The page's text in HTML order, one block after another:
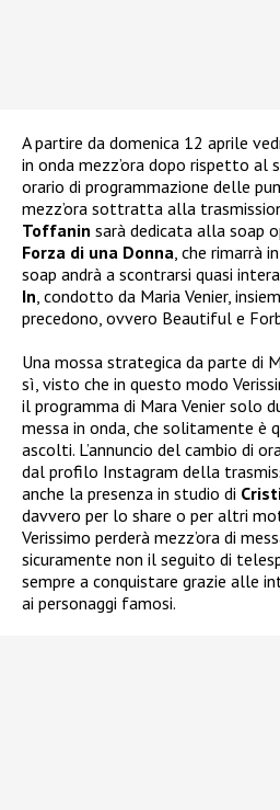
A partire da domenica 12 aprile
in onda mezz’ora dopo rispetto al
orario di programmazione delle
mezz’ora sottratta alla
Toffanin sarà dedicata alla soap
Forza di una Donna, che rimarrà
soap andrà a scontrarsi quasi
In, condotto da Maria Venier,
precedono, ovvero Beautiful e
Una mossa strategica da parte di
sì, visto che in questo modo
il programma di Mara Venier solo
messa in onda, che solitamente è
ascolti. L’annuncio del cambio di
dal profilo Instagram della
anche la presenza in studio di
davvero per lo share o per altri
Verissimo perderà mezz’ora di
sicuramente non il seguito di
sempre a conquistare grazie alle
ai personaggi famosi.